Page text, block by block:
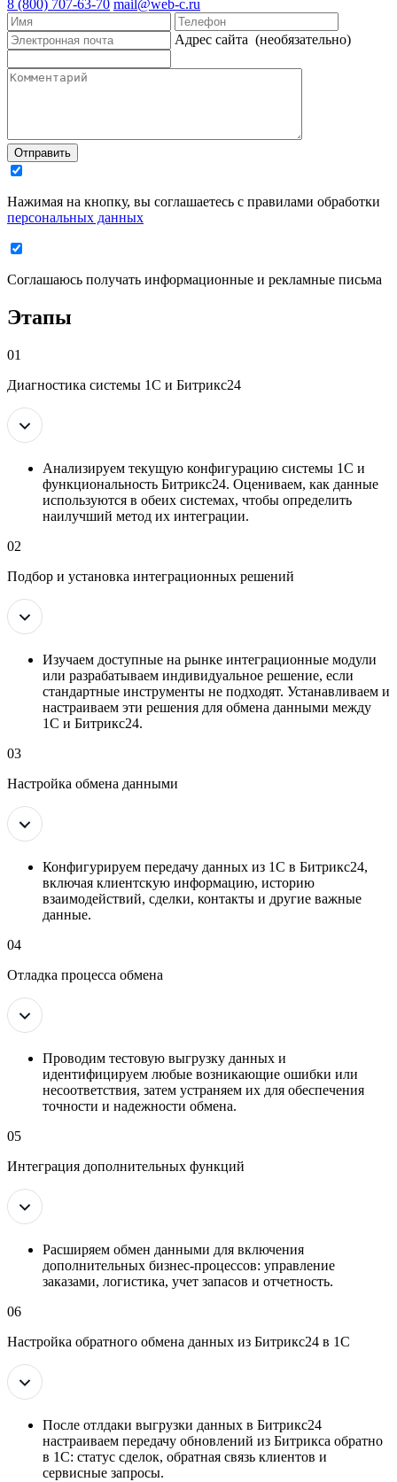
8 (800) 707-63-70 mail@web-c.ru
Адрес сайта (необязательно)
Отправить
Нажимая на кнопку, вы соглашаетесь с правилами обработки
персональных данных
Соглашаюсь получать информационные и рекламные письма
Этапы
01
Диагностика системы 1С и Битрикс24
Анализируем текущую конфигурацию системы 1С и
функциональность Битрикс24. Оцениваем, как данные
используются в обеих системах, чтобы определить
наилучший метод их интеграции.
02
Подбор и установка интеграционных решений
Изучаем доступные на рынке интеграционные модули
или разрабатываем индивидуальное решение, если
стандартные инструменты не подходят. Устанавливаем и
настраиваем эти решения для обмена данными между
1С и Битрикс24.
03
Настройка обмена данными
Конфигурируем передачу данных из 1С в Битрикс24,
включая клиентскую информацию, историю
взаимодействий, сделки, контакты и другие важные
данные.
04
Отладка процесса обмена
Проводим тестовую выгрузку данных и
идентифицируем любые возникающие ошибки или
несоответствия, затем устраняем их для обеспечения
точности и надежности обмена.
05
Интеграция дополнительных функций
Расширяем обмен данными для включения
дополнительных бизнес-процессов: управление
заказами, логистика, учет запасов и отчетность.
06
Настройка обратного обмена данных из Битрикс24 в 1С
После отлдаки выгрузки данных в Битрикс24
настраиваем передачу обновлений из Битрикса обратно
в 1С: статус сделок, обратная связь клиентов и
сервисные запросы.